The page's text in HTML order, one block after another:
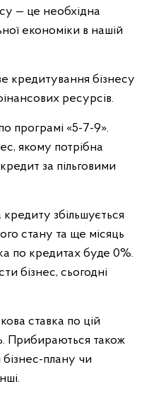
— це необхідна
економіки в нашій
кредитування бізнесу
ресурсів.
програмі «5-7-9».
якому потрібна
за пільговими
збільшується
стану та ще місяць
по кредитах буде 0%.
бізнес, сьогодні
ставка по цій
Прибираються також
плану чи